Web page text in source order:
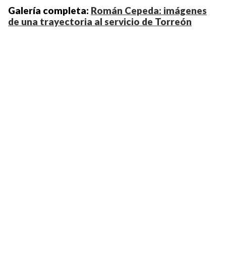
Galería completa: Román Cepeda: imágenes
de una trayectoria al servicio de Torreón